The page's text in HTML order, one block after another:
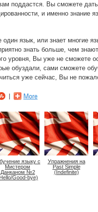
поддастся. Вы сможете
и именно знание
язык, или знает многие
знать больше, чем
уровня, Вы уже не сможете
обуздали, сами сможете
уже сейчас, Вы не
языку с
Мистером
Данканом №2
Good-bye)
Упражнения на
Past Simple
(Indefinite)